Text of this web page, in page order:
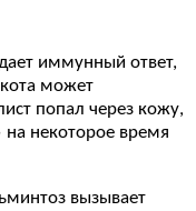
иммунный ответ,
может
попал через кожу,
на некоторое время
вызывает